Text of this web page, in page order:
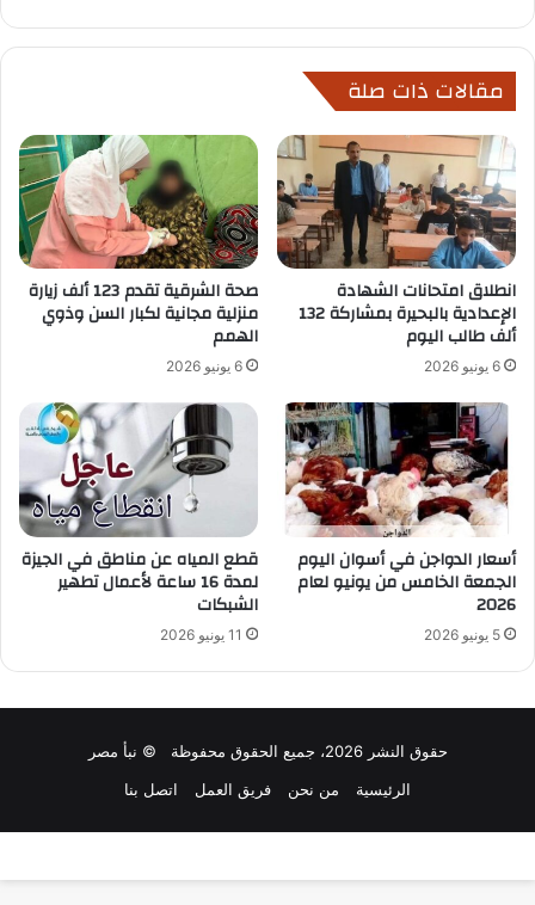
مقالات ذات صلة
انطلاق امتحانات الشهادة
الإعدادية بالبحيرة بمشاركة 132
ألف طالب اليوم
6 يونيو 2026
صحة الشرقية تقدم 123 ألف زيارة
منزلية مجانية لكبار السن وذوي
الهمم
6 يونيو 2026
أسعار الدواجن في أسوان اليوم
الجمعة الخامس من يونيو لعام
2026
5 يونيو 2026
قطع المياه عن مناطق في الجيزة
لمدة 16 ساعة لأعمال تطهير
الشبكات
11 يونيو 2026
حقوق النشر 2026، جميع الحقوق محفوظة © نبأ مصر
الرئيسية
من نحن فريق العمل اتصل بنا